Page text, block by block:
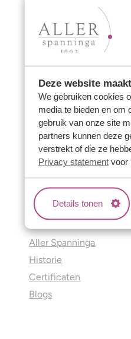
Deze website
We gebruiken cookies
media te bieden en om
gebruik van onze site
partners kunnen deze
verstrekt of die ze
Privacy statementvoor
Details tonen
Over ons
Aller Spanninga
Historie
Certificaten
Blogs